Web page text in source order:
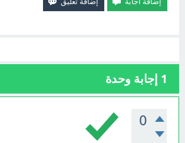
1 إجابة وحدة
0